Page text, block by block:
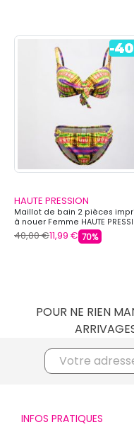
HAUTE PRESSION
Maillot de bain 2 pièces
à nouer Femme HAUTE
40,00 €11,99 € 70%
POUR NE RIEN
INFOS PRATIQUES